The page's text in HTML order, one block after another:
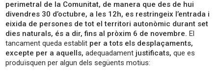
perimetral de la Comunitat, de manera que des de hui
divendres 30 d’octubre, a les 12h, es restringeix l’entrada i
eixida de persones de tot el territori autonòmic durant set
dies naturals, és a dir, fins al pròxim 6 de novembre. El
tancament queda establit per a tots els desplaçaments,
excepte per a aquells, adequadament justificats, que es
produïsquen per algun dels següents motius: